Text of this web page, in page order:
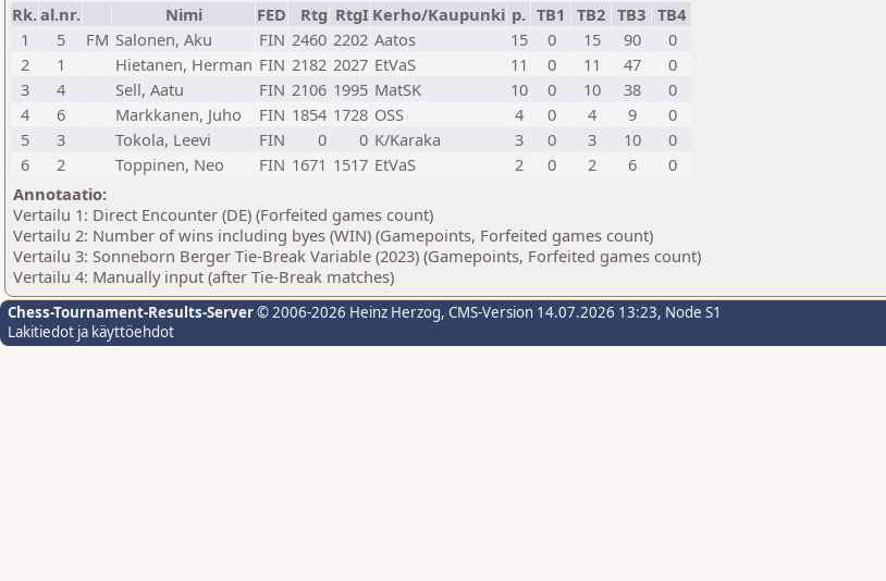
Rk.al.nr. Nimi FED Rtg RtgI Kerho/Kaupunki p. TB1 TB2 TB3 TB4
1
5 FM Salonen, Aku FIN 2460 2202 Aatos 15 0 15 90
0
2
1 Hietanen, Herman FIN 2182 2027 EtVaS 11 0 11 47
0
3
4 Sell, Aatu FIN 2106 1995 MatSK 10 0 10 38
0
4
6 Markkanen, Juho FIN 1854 1728 OSS 4 0 4 9
0
5
3 Tokola, Leevi FIN 0 0 K/Karaka 3 0 3 10
0
6
2 Toppinen, Neo FIN 1671 1517 EtVaS 2 0 2 6
0
Annotaatio:
Vertailu 1: Direct Encounter (DE) (Forfeited games count)
Vertailu 2: Number of wins including byes (WIN) (Gamepoints, Forfeited games count)
Vertailu 3: Sonneborn Berger Tie-Break Variable (2023) (Gamepoints, Forfeited games count)
Vertailu 4: Manually input (after Tie-Break matches)
Chess-Tournament-Results-Server© 2006-2026 Heinz Herzog, CMS-Version 14.07.2026 13:23, Node S1
Lakitiedot ja käyttöehdot